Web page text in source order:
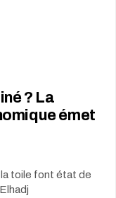
? La
émet
toile font état de